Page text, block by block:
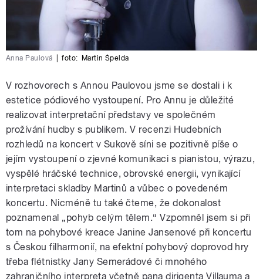
Anna Paulová foto: Martin Špelda
V rozhovorech s Annou Paulovou jsme se dostali i k
estetice pódiového vystoupení. Pro Annu je důležité
realizovat interpretační představy ve společném
prožívání hudby s publikem. V recenzi Hudebních
rozhledů na koncert v Sukově síni se pozitivně píše o
jejím vystoupení o zjevné komunikaci s pianistou, výrazu,
vyspělé hráčské technice, obrovské energii, vynikající
interpretaci skladby Martinů a vůbec o povedeném
koncertu. Nicméně tu také čteme, že dokonalost
poznamenal „pohyb celým tělem.“ Vzpomněl jsem si při
tom na pohybové kreace Janine Jansenové při koncertu
s Českou filharmonií, na efektní pohybový doprovod hry
třeba flétnistky Jany Semerádové či mnohého
zahraničního interpreta včetně pana dirigenta Villauma a